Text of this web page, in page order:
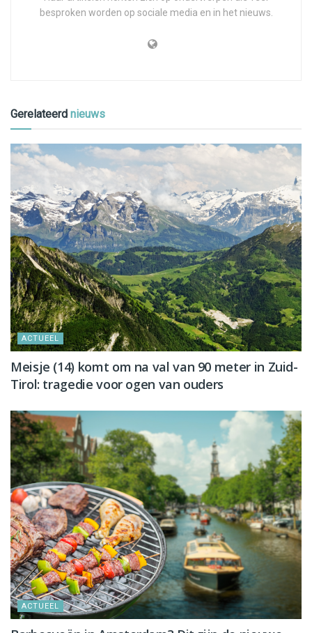
besproken worden op sociale media en in het nieuws.
Gerelateerd nieuws
ACTUEEL
Meisje (14) komt om na val van 90 meter in Zuid-
Tirol: tragedie voor ogen van ouders
ACTUEEL